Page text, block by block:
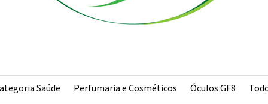
Saúde Perfumaria e Cosméticos Óculos GF8